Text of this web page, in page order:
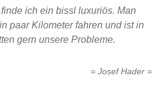
ich ein bissl luxuriös. Man
paar Kilometer fahren und ist in
gern unsere Probleme.
= Josef Hader =